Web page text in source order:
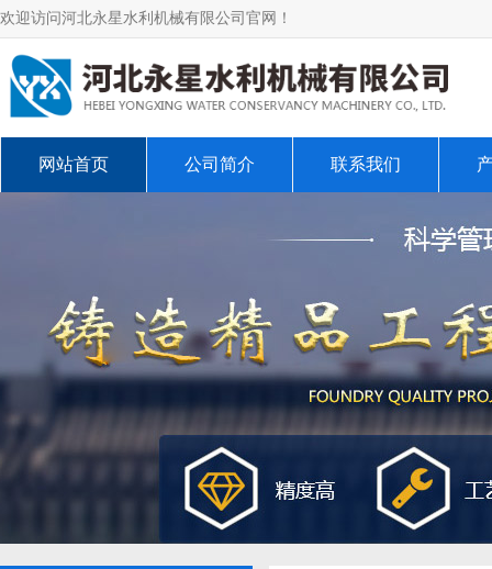
欢迎访问河北永星水利机械有限公司官网！
网站首页 公司简介 联系我们